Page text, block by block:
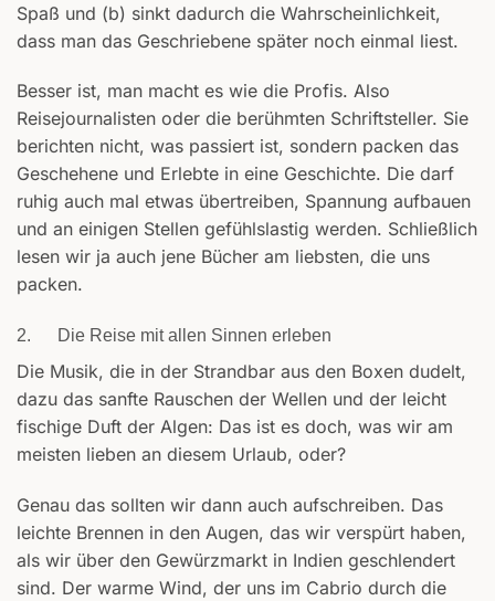
Spaß und (b) sinkt dadurch die Wahrscheinlichkeit,
dass man das Geschriebene später noch einmal liest.
Besser ist, man macht es wie die Profis. Also
Reisejournalisten oder die berühmten Schriftsteller. Sie
berichten nicht, was passiert ist, sondern packen das
Geschehene und Erlebte in eine Geschichte. Die darf
ruhig auch mal etwas übertreiben, Spannung aufbauen
und an einigen Stellen gefühlslastig werden. Schließlich
lesen wir ja auch jene Bücher am liebsten, die uns
packen.
2. Die Reise mit allen Sinnen erleben
Die Musik, die in der Strandbar aus den Boxen dudelt,
dazu das sanfte Rauschen der Wellen und der leicht
fischige Duft der Algen: Das ist es doch, was wir am
meisten lieben an diesem Urlaub, oder?
Genau das sollten wir dann auch aufschreiben. Das
leichte Brennen in den Augen, das wir verspürt haben,
als wir über den Gewürzmarkt in Indien geschlendert
sind. Der warme Wind, der uns im Cabrio durch die